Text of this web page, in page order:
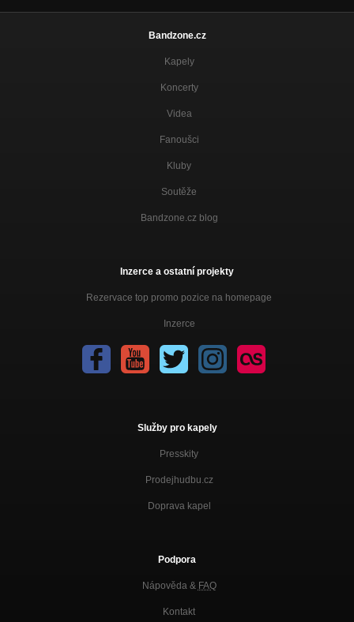
Bandzone.cz
Kapely
Koncerty
Videa
Fanoušci
Kluby
Soutěže
Bandzone.cz blog
Inzerce a ostatní projekty
Rezervace top promo pozice na homepage
Inzerce
Služby pro kapely
Presskity
Prodejhudbu.cz
Doprava kapel
Podpora
Nápověda & FAQ
Kontakt